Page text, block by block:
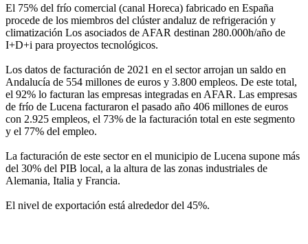
El 75% del frío comercial (canal Horeca) fabricado en España
procede de los miembros del clúster andaluz de refrigeración y
climatización Los asociados de AFAR destinan 280.000h/año de
I+D+i para proyectos tecnológicos.
Los datos de facturación de 2021 en el sector arrojan un saldo en
Andalucía de 554 millones de euros y 3.800 empleos. De este total,
el 92% lo facturan las empresas integradas en AFAR. Las empresas
de frío de Lucena facturaron el pasado año 406 millones de euros
con 2.925 empleos, el 73% de la facturación total en este segmento
y el 77% del empleo.
La facturación de este sector en el municipio de Lucena supone más
del 30% del PIB local, a la altura de las zonas industriales de
Alemania, Italia y Francia.
El nivel de exportación está alrededor del 45%.